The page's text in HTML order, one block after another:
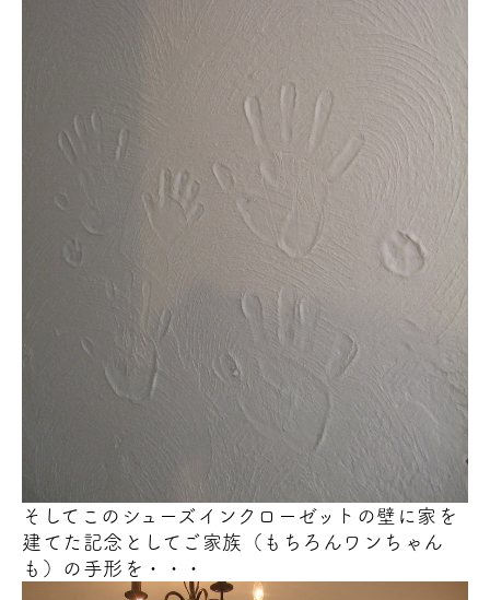
そしてこのシューズインクローゼットの壁に家を
建てた記念としてご家族（もちろん ワンちゃん
も）の手形を・・・